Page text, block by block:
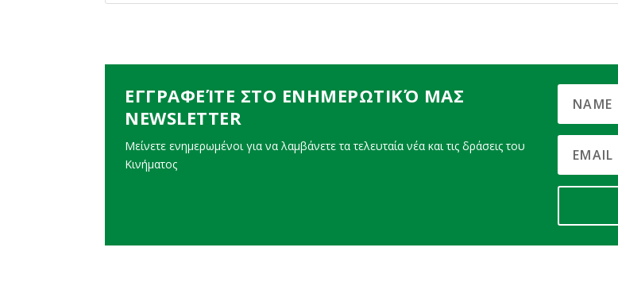
ΕΓΓΡΑΦΕΊΤΕ ΣΤΟ ΕΝΗΜΕΡΩΤΙΚΌ ΜΑΣ
NEWSLETTER
Μείνετε ενημερωμένοι για να λαμβάνετε τα τελευταία νέα και τις δράσεις του
Κινήματος